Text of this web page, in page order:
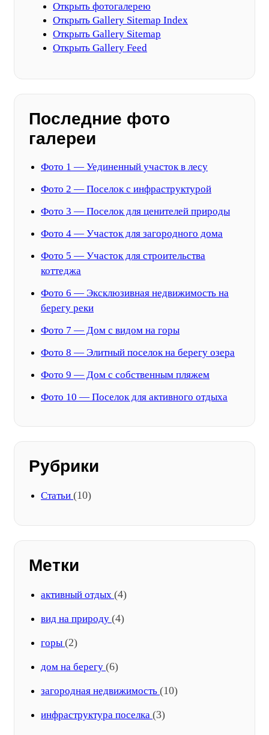
Открыть фотогалерею
Открыть Gallery Sitemap Index
Открыть Gallery Sitemap
Открыть Gallery Feed
Последние фото
галереи
Фото 1 — Уединенный участок в лесу
Фото 2 — Поселок с инфраструктурой
Фото 3 — Поселок для ценителей природы
Фото 4 — Участок для загородного дома
Фото 5 — Участок для строительства
коттеджа
Фото 6 — Эксклюзивная недвижимость на
берегу реки
Фото 7 — Дом с видом на горы
Фото 8 — Элитный поселок на берегу озера
Фото 9 — Дом с собственным пляжем
Фото 10 — Поселок для активного отдыха
Рубрики
Статьи (10)
Метки
активный отдых (4)
вид на природу (4)
горы (2)
дом на берегу (6)
загородная недвижимость (10)
инфраструктура поселка (3)